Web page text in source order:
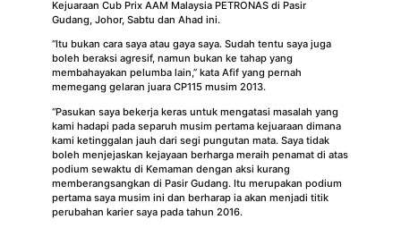
Kejuaraan Cub Prix AAM Malaysia PETRONAS di Pasir
Gudang, Johor, Sabtu dan Ahad ini.
“Itu bukan cara saya atau gaya saya. Sudah tentu saya juga
boleh beraksi agresif, namun bukan ke tahap yang
membahayakan pelumba lain,” kata Afif yang pernah
memegang gelaran juara CP115 musim 2013.
“Pasukan saya bekerja keras untuk mengatasi masalah yang
kami hadapi pada separuh musim pertama kejuaraan dimana
kami ketinggalan jauh dari segi pungutan mata. Saya tidak
boleh menjejaskan kejayaan berharga meraih penamat di atas
podium sewaktu di Kemaman dengan aksi kurang
memberangsangkan di Pasir Gudang. Itu merupakan podium
pertama saya musim ini dan berharap ia akan menjadi titik
perubahan karier saya pada tahun 2016.